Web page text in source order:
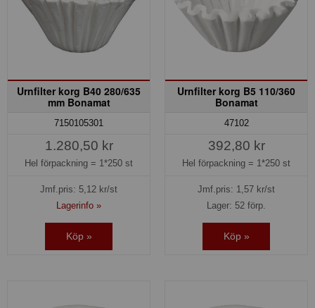
Urnfilter korg B40 280/635
mm Bonamat
7150105301
1.280,50 kr
Hel förpackning = 1*250 st
Jmf.pris: 5,12 kr/st
Lagerinfo »
Köp »
Urnfilter korg B5 110/360
Bonamat
47102
392,80 kr
Hel förpackning = 1*250 st
Jmf.pris: 1,57 kr/st
Lager: 52 förp.
Köp »